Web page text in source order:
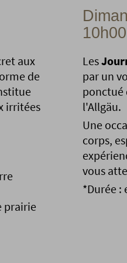
aux
de
irritées
prairie
10h00
Les
par un
ponctué
l'Allgäu.
Une
corps,
vous
*Durée :